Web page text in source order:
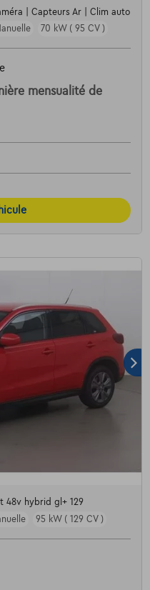
| Capteurs Ar | Clim auto
70 kW ( 95 CV )
mensualité de
48v hybrid gl+ 129
95 kW ( 129 CV )